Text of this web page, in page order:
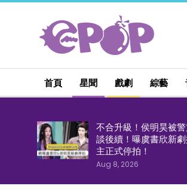
首頁 星聞 戲劇 綜藝
不合升級！侯明昊被
談後續！曝虞書欣新
主正式停拍！
Aug 8, 2026